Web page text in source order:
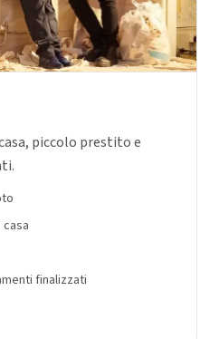
piccolo prestito e
finalizzati